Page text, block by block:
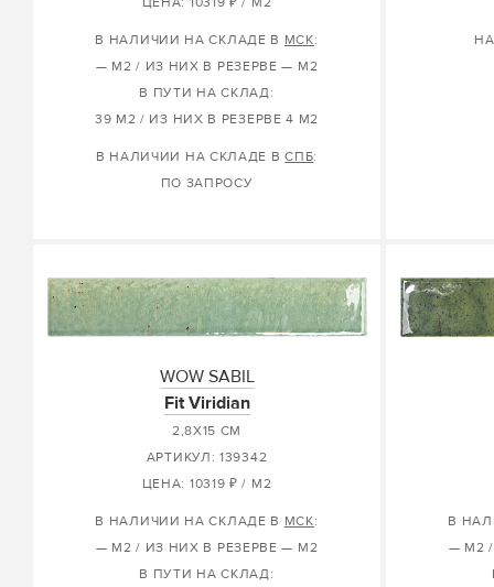
В НАЛИЧИИ НА СКЛАДЕ В МСК:
— М2 / ИЗ НИХ В РЕЗЕРВЕ — М2
В ПУТИ НА СКЛАД:
39 М2 / ИЗ НИХ В РЕЗЕРВЕ 4 М2
В НАЛИЧИИ НА СКЛАДЕ ВСПБ:
ПО ЗАПРОСУ
WOW SABIL
Fit Viridian
2,8X15 СМ
АРТИКУЛ: 139342
ЦЕНА: 10319 ₽ / М2
В НАЛИЧИИ НА СКЛАДЕ В МСК:
— М2 / ИЗ НИХ В РЕЗЕРВЕ — М2
В ПУТИ НА СКЛАД:
В
— М2